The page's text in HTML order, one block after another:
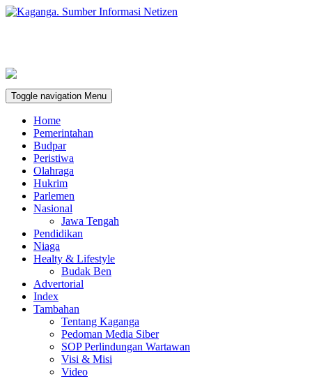
Toggle navigation Menu
Home
Pemerintahan
Budpar
Peristiwa
Olahraga
Hukrim
Parlemen
Nasional
Jawa Tengah
Pendidikan
Niaga
Healty & Lifestyle
Budak Ben
Advertorial
Index
Tambahan
Tentang Kaganga
Pedoman Media Siber
SOP Perlindungan Wartawan
Visi & Misi
Video